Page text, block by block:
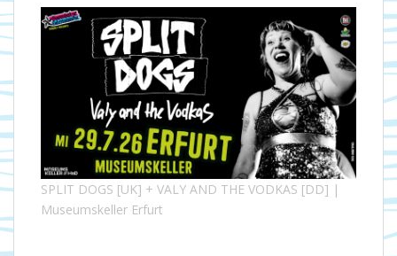
SPLIT DOGS [UK] + VALY AND THE VODKAS [DD] |
Museumskeller Erfurt